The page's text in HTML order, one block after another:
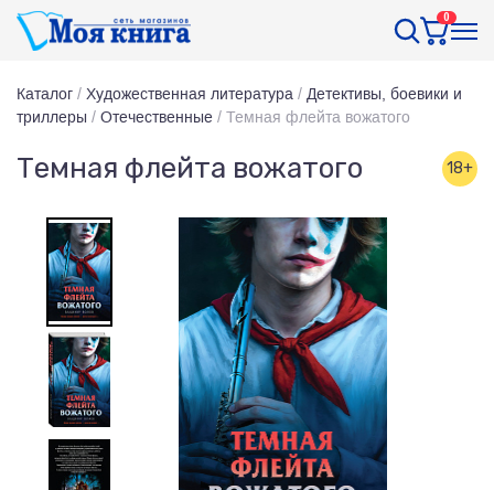
0
Каталог / Художественная литература / Детективы, боевики и
триллеры / Отечественные / Темная флейта вожатого
Темная флейта вожатого 18+